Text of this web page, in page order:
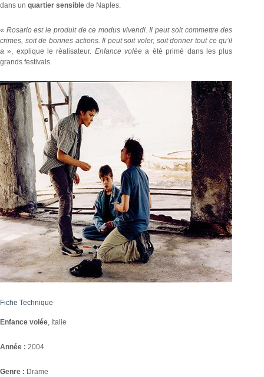
dans un quartier sensible de Naples.
« Rosario est le produit de ce modus vivendi. Il peut soit commettre des
crimes, soit de bonnes actions. Il peut soit voler, soit donner tout ce qu’il
a », explique le réalisateur. Enfance volée a été primé dans les plus
grands festivals.
Fiche Technique
Enfance volée, Italie
Année : 2004
Genre : Drame